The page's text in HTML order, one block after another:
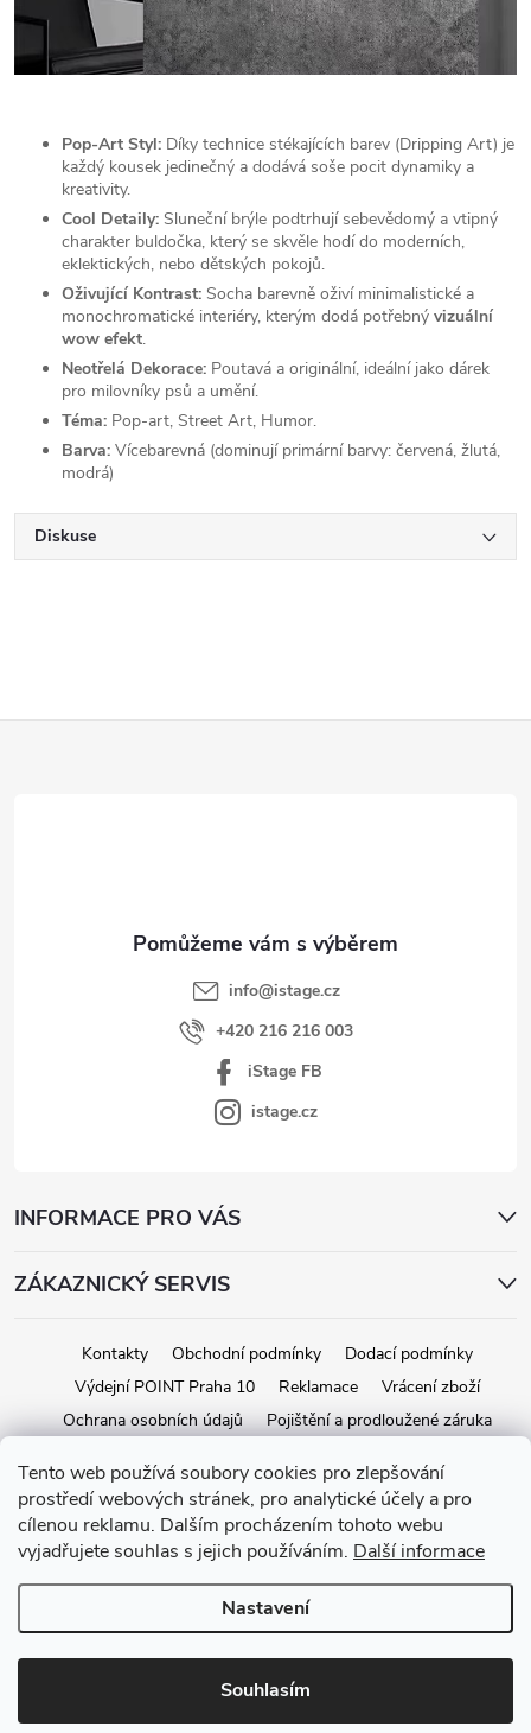
Tento web používá soubory cookies pro zlepšování
prostředí webových stránek, pro analytické účely a pro
cílenou reklamu. Dalším procházením tohoto webu
vyjadřujete souhlas s jejich používáním. Další informace
Nastavení
Souhlasím
Pop-Art Styl: Díky technice stékajících barev (Dripping Art) je
každý kousek jedinečný a dodává soše pocit dynamiky a
kreativity.
Cool Detaily: Sluneční brýle podtrhují sebevědomý a vtipný
charakter buldočka, který se skvěle hodí do moderních,
eklektických, nebo dětských pokojů.
Oživující Kontrast: Socha barevně oživí minimalistické a
monochromatické interiéry, kterým dodá potřebný vizuální
wow efekt.
Neotřelá Dekorace: Poutavá a originální, ideální jako dárek
pro milovníky psů a umění.
Téma: Pop-art, Street Art, Humor.
Barva: Vícebarevná (dominují primární barvy: červená, žlutá,
modrá)
Diskuse
info@istage.cz
+420 216 216 003
iStage FB
istage.cz
INFORMACE PRO VÁS
ZÁKAZNICKÝ SERVIS
Kontakty Obchodní podmínky
Dodací podmínky
Výdejní POINT Praha 10
Reklamace
Vrácení zboží
Ochrana osobních údajů
Pojištění a prodloužené záruka
Vytvořil Shoptet
Copyright 2026iStage.cz. Všechna práva vyhrazena.Upravit nastavení
cookies